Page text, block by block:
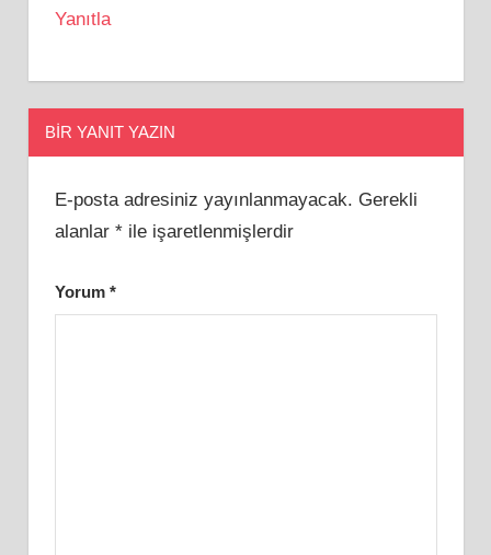
Yanıtla
BIR YANIT YAZIN
E-posta adresiniz yayınlanmayacak. Gerekli
alanlar *ile işaretlenmişlerdir
Yorum *